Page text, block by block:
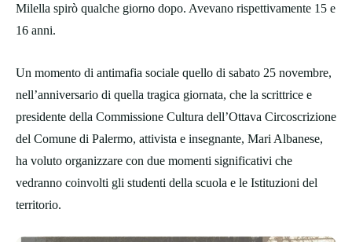
Milella spirò qualche giorno dopo. Avevano rispettivamente 15 e
16 anni.
Un momento di antimafia sociale quello di sabato 25 novembre,
nell’anniversario di quella tragica giornata, che la scrittrice e
presidente della Commissione Cultura dell’Ottava Circoscrizione
del Comune di Palermo, attivista e insegnante, Mari Albanese,
ha voluto organizzare con due momenti significativi che
vedranno coinvolti gli studenti della scuola e le Istituzioni del
territorio.